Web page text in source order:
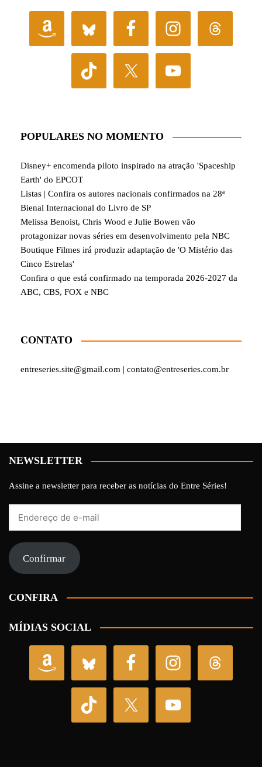
POPULARES NO MOMENTO
Disney+ encomenda piloto inspirado na atração 'Spaceship
Earth' do EPCOT
Listas | Confira os autores nacionais confirmados na 28ª
Bienal Internacional do Livro de SP
Melissa Benoist, Chris Wood e Julie Bowen vão
protagonizar novas séries em desenvolvimento pela NBC
Boutique Filmes irá produzir adaptação de 'O Mistério das
Cinco Estrelas'
Confira o que está confirmado na temporada 2026-2027 da
ABC, CBS, FOX e NBC
CONTATO
entreseries.site@gmail.com | contato@entreseries.com.br
NEWSLETTER
Assine a newsletter para receber as notícias do Entre Séries!
mail Confirmar
CONFIRA
MÍDIAS SOCIAL